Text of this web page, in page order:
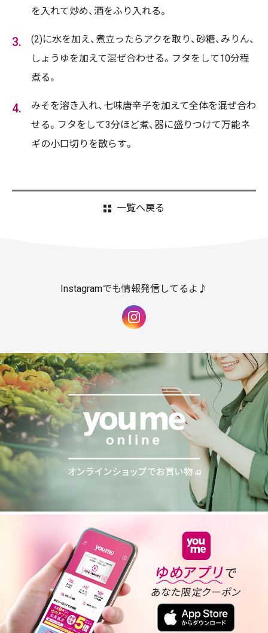
を入れて炒め、酒をふり入れる。
(2)に水を加え、煮立ったらアクを取り、砂糖、みりん、
しょうゆを加えて混ぜ合わせる。フタをして10分程
煮る。
みそを溶き入れ、七味唐辛子を加えて全体を混ぜ合わ
せる。フタをして3分ほど煮、器に盛りつけて万能ネ
ギの小口切りを散らす。
一覧へ戻る
Instagramでも情報発信してるよ♪